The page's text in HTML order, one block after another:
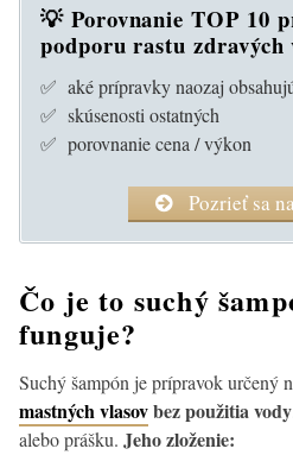
💡 Porovnanie TOP 10
podporu rastu zdravých
✅ aké prípravky naozaj
✅ skúsenosti ostatných
✅ porovnanie cena / výkon
Pozrieť sa
Čo je to suchý
funguje?
Suchý šampón je prípravok určený
mastných vlasovbez použitia vody
alebo prášku. Jeho zloženie: